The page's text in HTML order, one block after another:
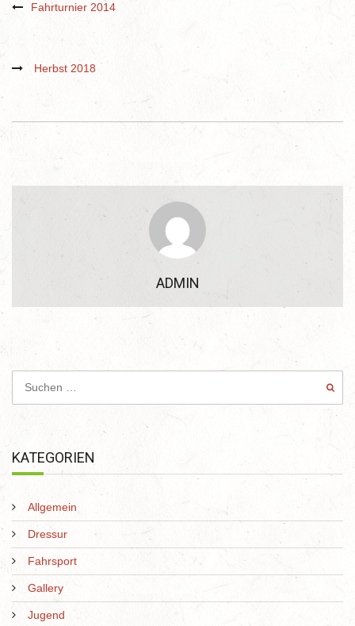
Fahrturnier 2014
Herbst 2018
ADMIN
KATEGORIEN
Allgemein
Dressur
Fahrsport
Gallery
Jugend